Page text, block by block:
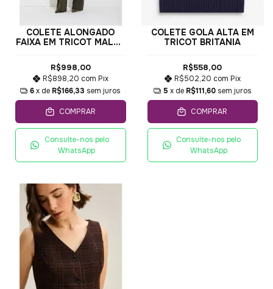
COLETE ALONGADO
FAIXA EM TRICOT MALHA
R$998,00
R$898,20 com Pix
6 x de R$166,33 sem juros
COMPRAR
Consulte-nos pelo
WhatsApp
COLETE GOLA ALTA EM
TRICOT BRITANIA
R$558,00
R$502,20 com Pix
5 x de R$111,60 sem juros
COMPRAR
Consulte-nos pelo
WhatsApp